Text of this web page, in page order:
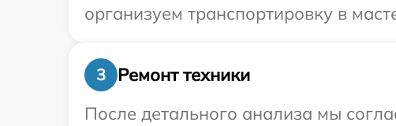
организуем транспортировку в
3
Ремонт техники
После детального анализа мы